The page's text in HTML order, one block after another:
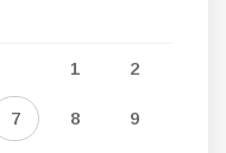
1 2
7 8 9